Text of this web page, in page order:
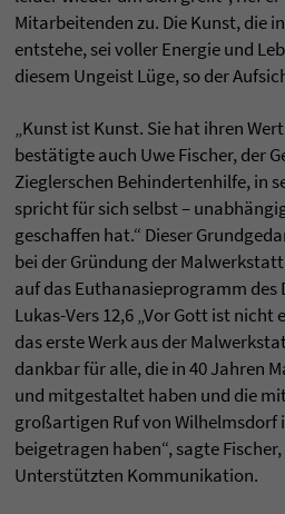
Mitarbeitenden zu. Die Kunst, die
entstehe, sei voller Energie und
diesem Ungeist Lüge, so der
„Kunst ist Kunst. Sie hat ihren
bestätigte auch Uwe Fischer, der
Zieglerschen Behindertenhilfe, in
spricht für sich selbst –
geschaffen hat.“ Dieser
bei der Gründung der
auf das Euthanasieprogramm des
Lukas-Vers 12,6 „Vor Gott ist nicht
das erste Werk aus der
dankbar für alle, die in 40 Jahren
und mitgestaltet haben und die
großartigen Ruf von Wilhelmsdorf
beigetragen haben“, sagte
Unterstützten Kommunikation.